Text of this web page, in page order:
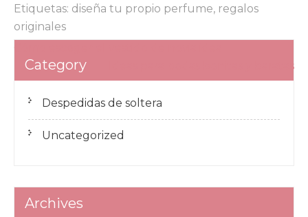
Etiquetas: diseña tu propio perfume, regalos
originales
de
Ideas para bodas bonitas y baratas
Category
Despedidas de soltera
Uncategorized
Archives